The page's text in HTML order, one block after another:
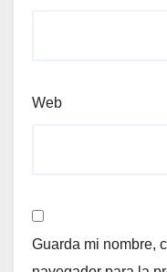
Web
Guarda mi nombre,